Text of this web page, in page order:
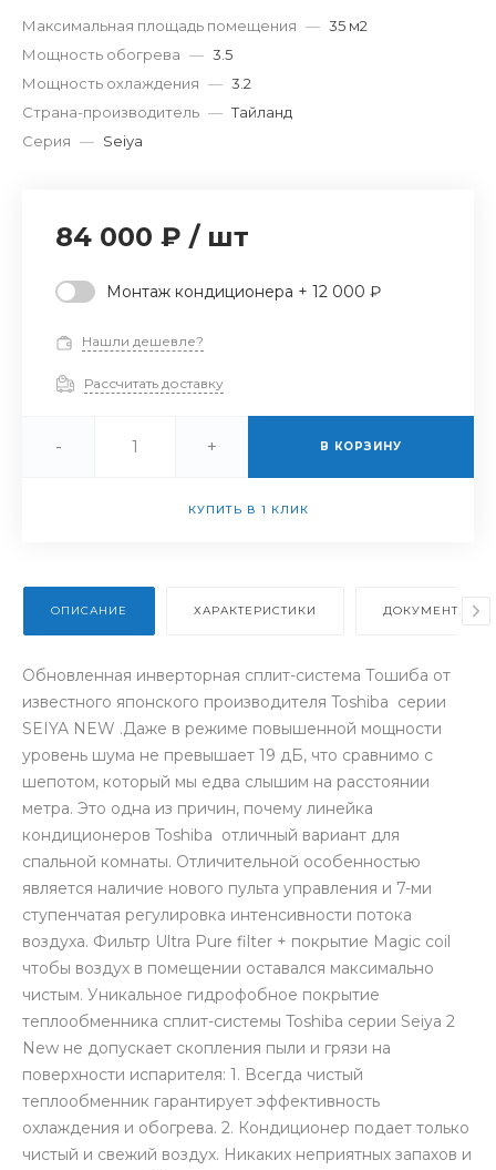
Максимальная площадь помещения — 35 м2
Мощность обогрева — 3.5
Мощность охлаждения — 3.2
Страна-производитель — Тайланд
Серия — Seiya
84 000 ₽ / шт
Монтаж кондиционера + 12 000 ₽
Нашли дешевле?
Рассчитать доставку
- + В КОРЗИНУ
КУПИТЬ В 1 КЛИК
ОПИСАНИЕ ХАРАКТЕРИСТИКИ ДОКУМЕНТЫ
Обновленная инверторная сплит-система Тошиба от
известного японского производителя Toshiba серии
SEIYA NEW .Даже в режиме повышенной мощности
уровень шума не превышает 19 дБ, что сравнимо с
шепотом, который мы едва слышим на расстоянии
метра. Это одна из причин, почему линейка
кондиционеров Toshiba отличный вариант для
спальной комнаты. Отличительной особенностью
является наличие нового пульта управления и 7-ми
ступенчатая регулировка интенсивности потока
воздуха. Фильтр Ultra Pure filter + покрытие Magic coil
чтобы воздух в помещении оставался максимально
чистым. Уникальное гидрофобное покрытие
теплообменника сплит-системы Toshiba серии Seiya 2
New не допускает скопления пыли и грязи на
поверхности испарителя: 1. Всегда чистый
теплообменник гарантирует эффективность
охлаждения и обогрева. 2. Кондиционер подает только
чистый и свежий воздух. Никаких неприятных запахов и